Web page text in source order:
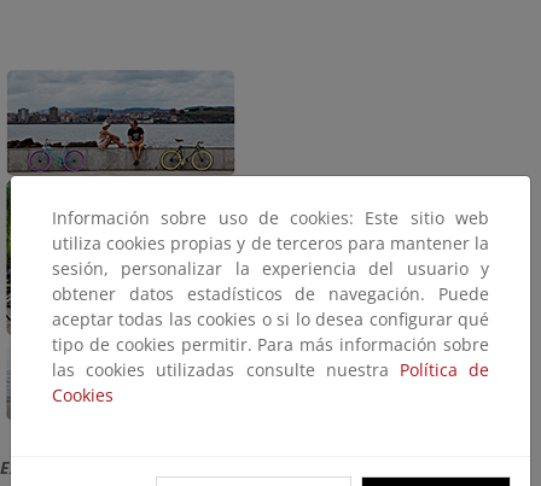
Exposición abierta al público. Entrada gratuita.
Información sobre uso de cookies: Este sitio web
utiliza cookies propias y de terceros para mantener la
sesión, personalizar la experiencia del usuario y
obtener datos estadísticos de navegación. Puede
aceptar todas las cookies o si lo desea configurar qué
tipo de cookies permitir. Para más información sobre
las cookies utilizadas consulte nuestra Política de
Cookies